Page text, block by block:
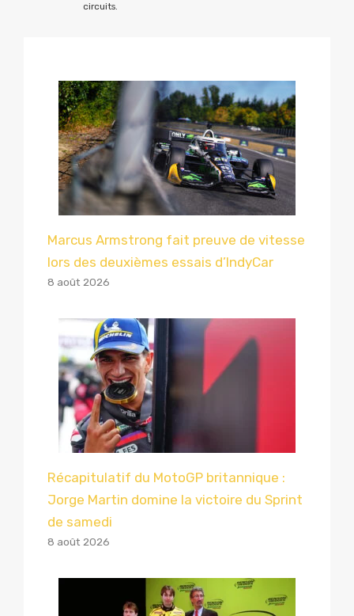
circuits.
Marcus Armstrong fait preuve de vitesse
lors des deuxièmes essais d’IndyCar
8 août 2026
Récapitulatif du MotoGP britannique :
Jorge Martin domine la victoire du Sprint
de samedi
8 août 2026